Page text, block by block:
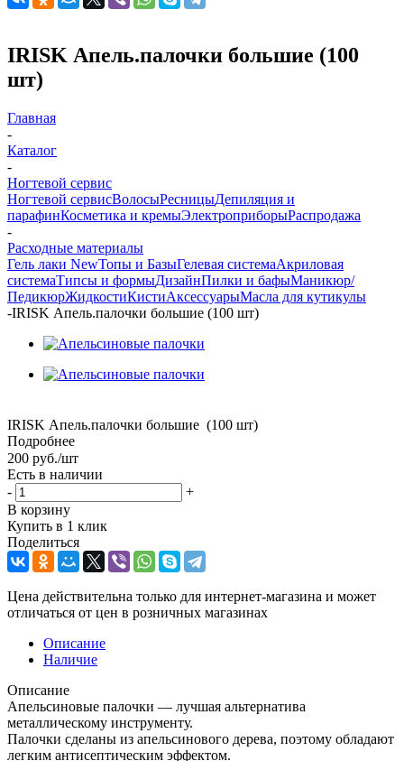
IRISK Апель.палочки большие (100
шт)
Главная
-
Каталог
-
Ногтевой сервис
Ногтевой сервисВолосыРесницыДепиляция и
парафинКосметика и кремыЭлектроприборыРаспродажа
-
Расходные материалы
Гель лаки NewТопы и БазыГелевая системаАкриловая
системаТипсы и формыДизайнПилки и бафыМаникюр/
ПедикюрЖидкостиКистиАксессуарыМасла для кутикулы
-IRISK Апель.палочки большие (100 шт)
IRISK Апель.палочки большие (100 шт)
Подробнее
200 руб./шт
Есть в наличии
-
+
В корзину
Купить в 1 клик
Поделиться
Цена действительна только для интернет-магазина и может
отличаться от цен в розничных магазинах
Описание
Наличие
Описание
Апельсиновые палочки — лучшая альтернатива
металлическому инструменту.
Палочки сделаны из апельсинового дерева, поэтому обладают
легким антисептическим эффектом.